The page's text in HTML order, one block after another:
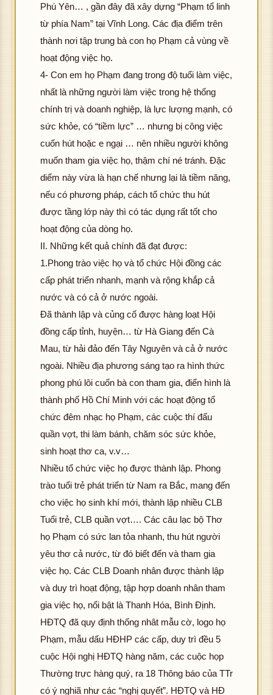
Phú Yên… , gần đây đã xây dựng “Phạm tổ linh
từ phía Nam” tại Vĩnh Long. Các địa điểm trên
thành nơi tập trung bà con họ Phạm cả vùng về
hoạt động việc họ.
4- Con em họ Phạm đang trong độ tuổi làm việc,
nhất là những người làm việc trong hệ thống
chính trị và doanh nghiệp, là lực lượng mạnh, có
sức khỏe, có “tiềm lực” … nhưng bị công việc
cuốn hút hoặc e ngại … nên nhiều người không
muốn tham gia việc họ, thậm chí né tránh. Đặc
diểm này vừa là hạn chế nhưng lại là tiềm năng,
nếu có phương pháp, cách tổ chức thu hút
được tầng lớp này thì có tác dụng rất tốt cho
hoạt động của dòng họ.
II. Những kết quả chính đã đạt được:
1.Phong trào việc họ và tổ chức Hội đồng các
cấp phát triển nhanh, mạnh và rộng khắp cả
nước và có cả ở nước ngoài.
Đã thành lập và củng cố được hàng loạt Hội
đồng cấp tỉnh, huyện… từ Hà Giang đến Cà
Mau, từ hải đảo đến Tây Nguyên và cả ở nước
ngoài. Nhiều địa phương sáng tạo ra hình thức
phong phú lôi cuốn bà con tham gia, điển hình là
thành phố Hồ Chí Minh với các hoạt động tổ
chức đêm nhạc họ Phạm, các cuộc thí đấu
quần vợt, thi làm bánh, chăm sóc sức khỏe,
sinh hoạt thơ ca, v.v…
Nhiều tổ chức việc họ được thành lập. Phong
trào tuổi trẻ phát triển từ Nam ra Bắc, mang đến
cho việc họ sinh khí mới, thành lập nhiều CLB
Tuổi trẻ, CLB quần vợt…. Các câu lạc bộ Thơ
họ Phạm có sức lan tỏa nhanh, thu hút người
yêu thơ cả nước, từ đó biết đến và tham gia
việc họ. Các CLB Doanh nhân được thành lập
và duy trì hoạt động, tập hợp doanh nhân tham
gia việc họ, nổi bật là Thanh Hóa, Bình Định.
HĐTQ đã quy định thống nhât mẫu cờ, logo họ
Phạm, mẫu dấu HĐHP các cấp, duy trì đều 5
cuộc Hội nghị HĐTQ hàng năm, các cuộc họp
Thường trực hàng quý, ra 18 Thông báo của TTr
có ý nghiã như các “nghị quyết”. HĐTQ và HĐ